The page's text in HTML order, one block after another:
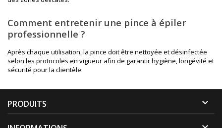
Comment entretenir une pince à épiler
professionnelle ?
Après chaque utilisation, la pince doit être nettoyée et désinfectée
selon les protocoles en vigueur afin de garantir hygiène, longévité et
sécurité pour la clientèle.
PRODUITS 